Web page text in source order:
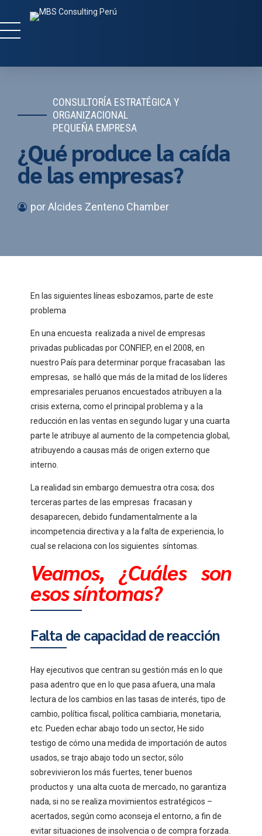
CONSULTORÍA ESTRATÉGICA Y
ORGANIZACIONAL
PEQUEÑA EMPRESA
¿Qué produce la caída
de las empresas?
por Alcides Zenteno Chamber
En las siguientes líneas esbozamos, parte de este
problema
En una encuesta realizada a nivel de empresas
privadas publicadas por CONFIEP, en el 2008, en
nuestro País para determinar porque fracasaban las
empresas, se halló que más de la mitad de los líderes
empresariales peruanos encuestados atribuyen a la
crisis externa, como el principal problema y a la
reducción en las ventas en segundo lugar y una cuarta
parte le atribuye al aumento de la competencia global,
atribuyendo a causas más de origen externo que
interno.
La realidad sin embargo demuestra otra cosa; dos
terceras partes de las empresas fracasan y
desaparecen, debido fundamentalmente a la
incompetencia directiva y a la falta de experiencia, lo
cual se relaciona con los siguientes síntomas.
Veamos, ¿Cuáles son
esos síntomas?
Falta de capacidad de reacción
Hay ejecutivos que centran su gestión más en lo que
pasa adentro que en lo que pasa afuera, una mala
lectura de los cambios en las tasas de interés, tipo de
cambio, política fiscal, política cambiaria, monetaria,
etc. Pueden echar abajo todo un sector, He sido
testigo de cómo una medida de importación de autos
usados, se trajo abajo todo un sector, sólo
sobrevivieron los más fuertes, tener buenos
productos y una alta cuota de mercado, no garantiza
nada, si no se realiza movimientos estratégicos –
acertados, según como aconseja el entorno, a fin de
evitar situaciones de insolvencia o de compra forzada.